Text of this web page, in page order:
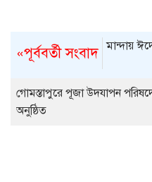
«পূর্ববর্তী সংবাদ মান্দায়
গোমস্তাপুরে পূজা উদযাপন
অনুষ্ঠিত